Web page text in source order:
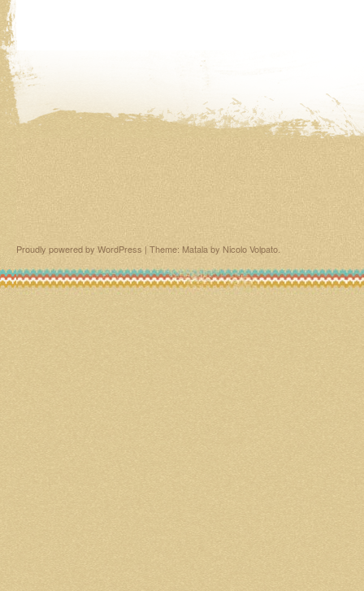
Proudly powered by WordPress | Theme: Matala by Nicolo Volpato